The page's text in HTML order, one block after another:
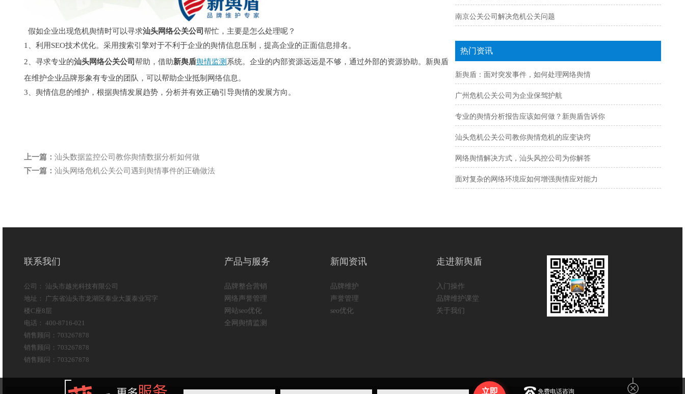
假如企业出现危机舆情时可以寻求汕头网络公关公司 帮忙 ， 主要是怎么处理呢？
1、 利用SEO技术优化。采用搜索引擎对于不利于企业的舆情信息压制，提高企业的正面信息排名。
2、 寻求专业的汕头网络公关公司 帮助 ， 借助新舆盾舆情监测 系统。企业的内部资源远远是不够，通过外部的资源协助。新舆盾
在维护企业品牌形象有专业的团队，可以帮助企业抵制网络信息。
3、 舆情信息的维护，根据舆情发展趋势，分析并有效正确引导舆情的发展方向。
上一篇： 汕头数据监控公司教你舆情数据分析如何做
下一篇： 汕头网络危机公关公司遇到舆情事件的正确做法
南京公关公司解决危机公关问题
热门资讯
新舆盾：面对突发事件，如何处理网络舆情
广州危机公关公司为企业保驾护航
专业的舆情分析报告应该如何做？新舆盾告诉你
汕头危机公关公司教你舆情危机的应变诀窍
网络舆情解决方式，汕头风控公司为你解答
面对复杂的网络环境应如何增强舆情应对能力
联系我们
公司： 汕头市越光科技有限公司
地址： 广东省汕头市龙湖区泰业大厦泰业写字
楼C座8层
电话： 400-8716-021
销售顾问：703267878
销售顾问：703267878
销售顾问：703267878
产品与服务
品牌整合营销
网络声誉管理
网站seo优化
全网舆情监测
新闻资讯
品牌维护
声誉管理
seo优化
走进新舆盾
入门操作
品牌维护课堂
关于我们
立即 免费电话咨询